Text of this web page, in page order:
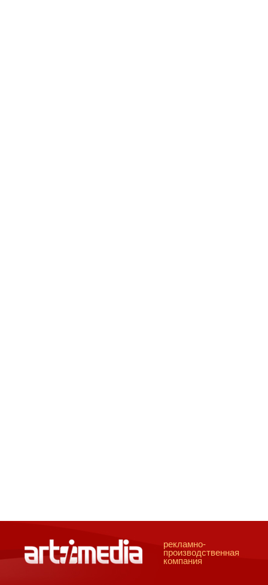
рекламно-
производственная
компания